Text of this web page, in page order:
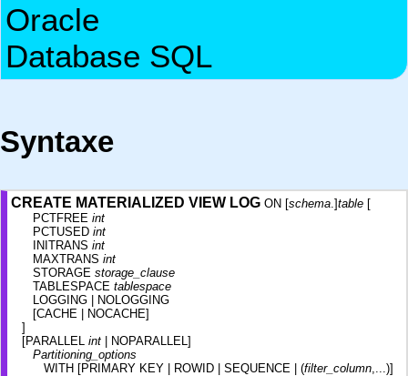
Oracle
Database SQL
Syntaxe
CREATE MATERIALIZED VIEW LOG ON [schema.]table [
PCTFREE int
PCTUSED int
INITRANS int
MAXTRANS int
STORAGE storage_clause
TABLESPACE tablespace
LOGGING | NOLOGGING
[CACHE | NOCACHE]
]
[PARALLEL int | NOPARALLEL]
Partitioning_options
WITH [PRIMARY KEY | ROWID | SEQUENCE | (filter_column,...)]